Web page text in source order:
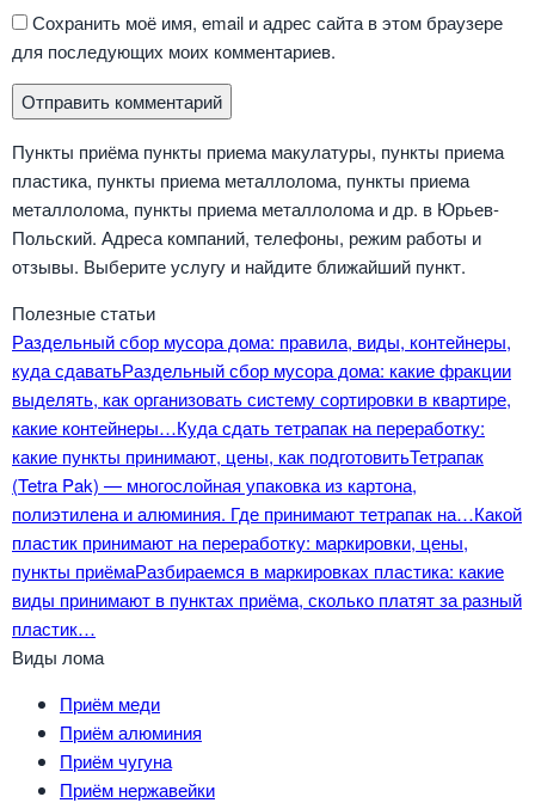
Сохранить моё имя, email и адрес сайта в этом браузере
для последующих моих комментариев.
Пункты приёма пункты приема макулатуры, пункты приема
пластика, пункты приема металлолома, пункты приема
металлолома, пункты приема металлолома и др. в Юрьев-
Польский. Адреса компаний, телефоны, режим работы и
отзывы. Выберите услугу и найдите ближайший пункт.
Полезные статьи
Раздельный сбор мусора дома: правила, виды, контейнеры,
куда сдаватьРаздельный сбор мусора дома: какие фракции
выделять, как организовать систему сортировки в квартире,
какие контейнеры…Куда сдать тетрапак на переработку:
какие пункты принимают, цены, как подготовитьТетрапак
(Tetra Pak) — многослойная упаковка из картона,
полиэтилена и алюминия. Где принимают тетрапак на…Какой
пластик принимают на переработку: маркировки, цены,
пункты приёмаРазбираемся в маркировках пластика: какие
виды принимают в пунктах приёма, сколько платят за разный
пластик…
Виды лома
Приём меди
Приём алюминия
Приём чугуна
Приём нержавейки